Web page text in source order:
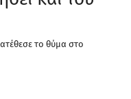
το θύμα στο